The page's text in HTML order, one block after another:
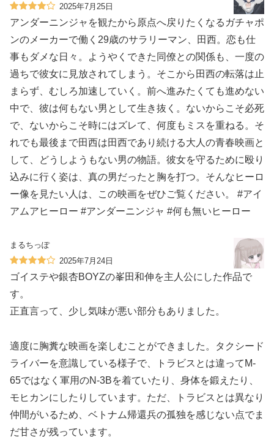
2025年7月25日
アンダーニンジャを観たから原点へ戻りたくなるガチャポ
ンのメーカーで働く29歳のサラリーマン、田西。恋も仕
事もダメな日々。ようやくできた同僚との関係も、一度の
過ちで彼女に見放されてしまう。そこから田西の転落は止
まらず、むしろ加速していく。前へ進みたくても進めない
中で、彼は何もない男として生き抜く。ないからこそ必死
で、ないからこそ時にはズレて、何度もミスを重ねる。そ
れでも最後まで田西は田西であり続ける大人の青春映画と
して、どうしようもない男の物語。彼女を守るために殴り
込みに行く姿は、真の男だったと胸を打つ。そんなヒーロ
ー像を見たい人は、この映画をぜひご覧ください。 #アイ
アムアヒーロー #アンダーニンジャ #何も無いヒーロー
まるちっぽ
2025年7月24日
ゴイステや銀杏BOYZの峯田和伸を主人公にした作品で
す。
正直言って、少し気味が悪い部分もありました。
適度に胸糞な映画を楽しむことができました。タクシード
ライバーを意識している様子で、トラビスとは違ってM-
65ではなく軍用のN-3Bを着ていたり、身体を鍛えたり、
モヒカンにしたりしています。ただ、トラビスとは異なり
仲間がいるため、ベトナム帰還兵の孤独を感じない点でま
だ甘さが残っています。